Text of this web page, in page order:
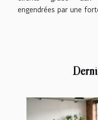
engendrées par une